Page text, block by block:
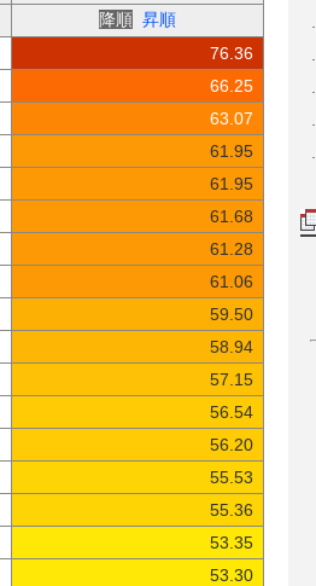
降順 昇順
76.36
66.25
63.07
61.95
61.95
61.68
61.28
61.06
59.50
58.94
57.15
56.54
56.20
55.53
55.36
53.35
53.30